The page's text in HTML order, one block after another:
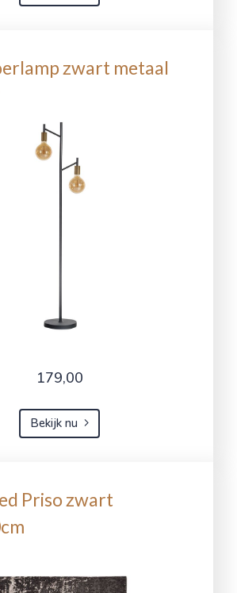
zwart metaal
179,00
Bekijk nu
Priso zwart